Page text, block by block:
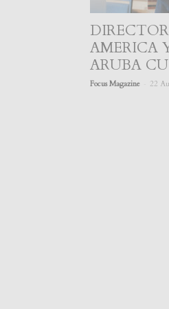
AMERICA
ARUBA
Focus Magazine 22